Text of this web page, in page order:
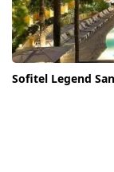
Sofitel Legend